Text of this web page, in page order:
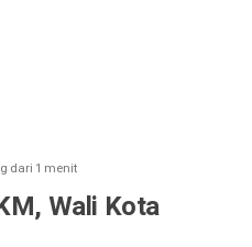
dari 1 menit
Wali Kota